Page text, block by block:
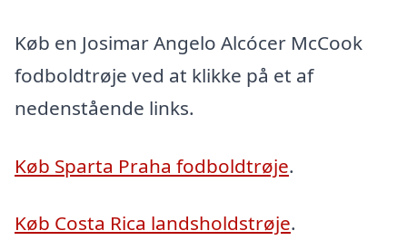
Køb en Josimar Angelo Alcócer McCook
fodboldtrøje ved at klikke på et af
nedenstående links.
Køb Sparta Praha fodboldtrøje.
Køb Costa Rica landsholdstrøje.